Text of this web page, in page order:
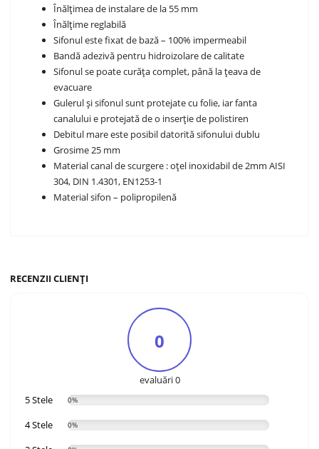
Înălțimea de instalare de la 55 mm
Înălțime reglabilă
Sifonul este fixat de bază – 100% impermeabil
Bandă adezivă pentru hidroizolare de calitate
Sifonul se poate curăța complet, până la țeava de
evacuare
Gulerul și sifonul sunt protejate cu folie, iar fanta
canalului e protejată de o inserție de polistiren
Debitul mare este posibil datorită sifonului dublu
Grosime 25 mm
Material canal de scurgere : oțel inoxidabil de 2mm AISI
304, DIN 1.4301, EN1253-1
Material sifon – polipropilenă
RECENZII CLIENȚI
0
evaluări 0
5 Stele
0%
4 Stele 0%